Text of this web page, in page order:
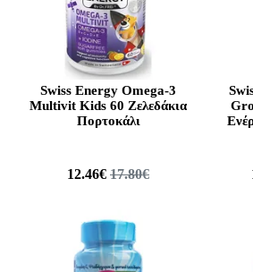
Swiss Energy Omega-3
Multivit Kids 60 Ζελεδάκια
Πορτοκάλι
12.46€ 17.80€